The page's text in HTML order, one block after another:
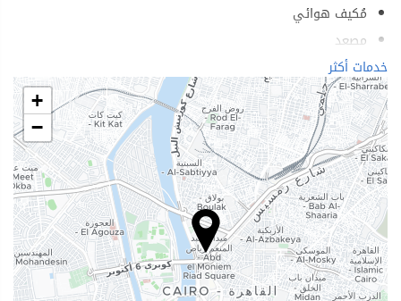
مُكيف هوائي
مصعد
خدمات لذوي الاحتياجات الخاصة
غرف لغير المدخنين
منطقة تدخين
الرفاهية
بار المسبح
مناشف المسبح
كراسي شاطئ كراسي استرخاء
مظلات شاطئية
خدمات أكثر
+
−